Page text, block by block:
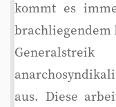
kommt es
brachliegendem
aus. Diese